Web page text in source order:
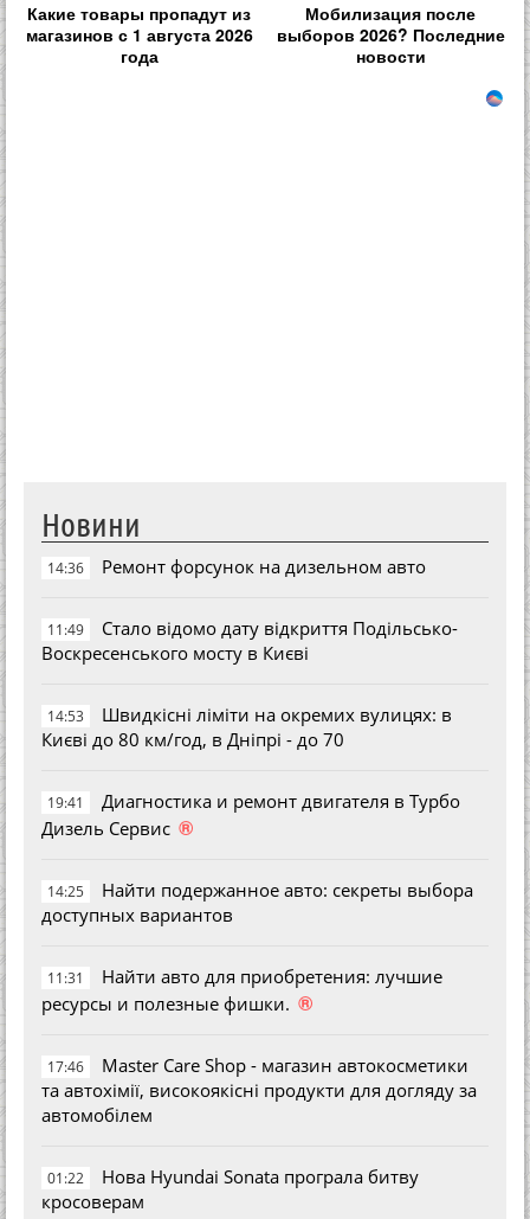
Какие товары пропадут из
магазинов с 1 августа 2026
года
Мобилизация после
выборов 2026? Последние
новости
Новини
14:36 Ремонт форсунок на дизельном авто
11:49
Стало відомо дату відкриття Подільсько-
Воскресенського мосту в Києві
14:53
Швидкісні ліміти на окремих вулицях: в
Києві до 80 км/год, в Дніпрі - до 70
19:41
Диагностика и ремонт двигателя в Турбо
Дизель Сервис ®
14:25
Найти подержанное авто: секреты выбора
доступных вариантов
11:31
Найти авто для приобретения: лучшие
ресурсы и полезные фишки. ®
17:46
Master Care Shop - магазин автокосметики
та автохімії, високоякісні продукти для догляду за
автомобілем
01:22
Нова Hyundai Sonata програла битву
кросоверам